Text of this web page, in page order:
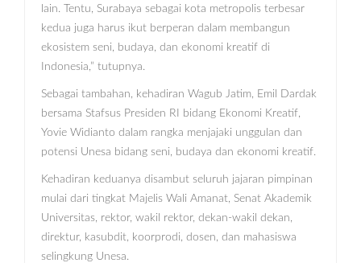
lain. Tentu, Surabaya sebagai kota metropolis terbesar
kedua juga harus ikut berperan dalam membangun
ekosistem seni, budaya, dan ekonomi kreatif di
Indonesia,” tutupnya.
Sebagai tambahan, kehadiran Wagub Jatim, Emil Dardak
bersama Stafsus Presiden RI bidang Ekonomi Kreatif,
Yovie Widianto dalam rangka menjajaki unggulan dan
potensi Unesa bidang seni, budaya dan ekonomi kreatif.
Kehadiran keduanya disambut seluruh jajaran pimpinan
mulai dari tingkat Majelis Wali Amanat, Senat Akademik
Universitas, rektor, wakil rektor, dekan-wakil dekan,
direktur, kasubdit, koorprodi, dosen, dan mahasiswa
selingkung Unesa.